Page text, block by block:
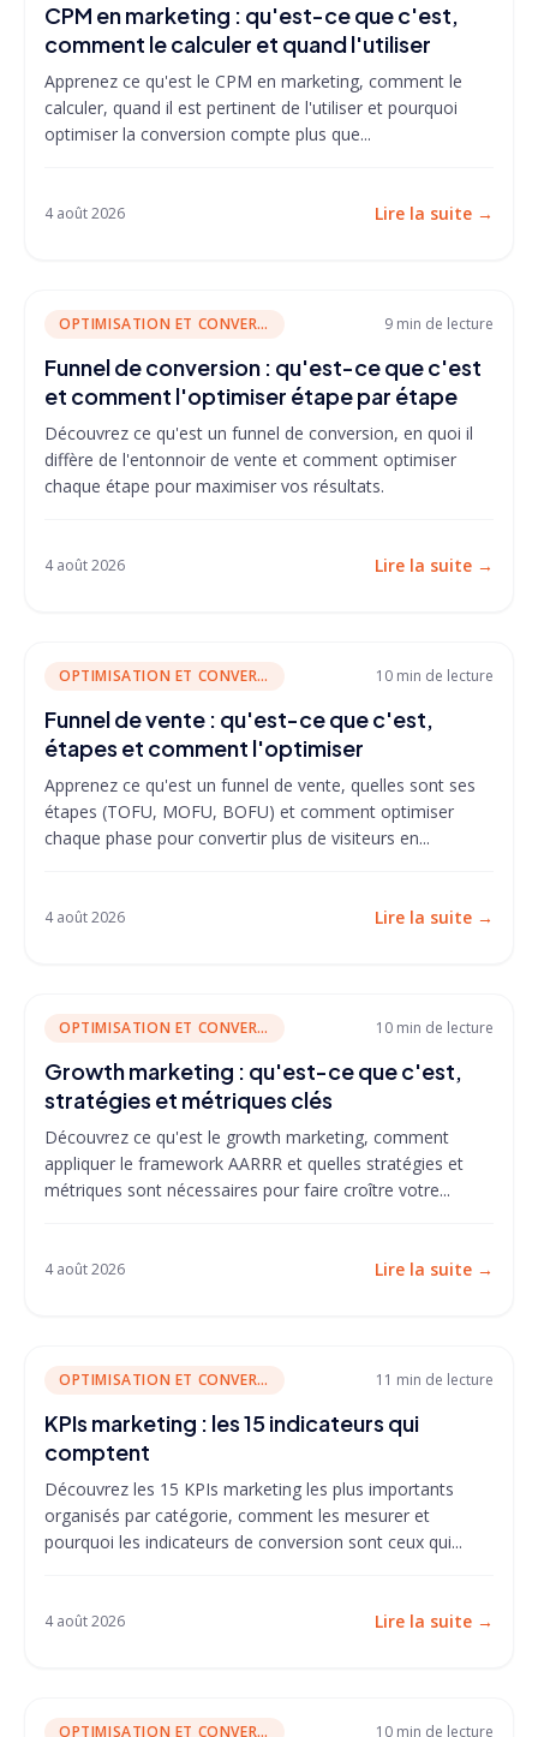
CPM en marketing : qu'est-ce que c'est,
comment le calculer et quand l'utiliser
Apprenez ce qu'est le CPM en marketing, comment le
calculer, quand il est pertinent de l'utiliser et pourquoi
optimiser la conversion compte plus que...
4 août 2026 Lire la suite →
OPTIMISATION ET CONVERSION 9 min de lecture
Funnel de conversion : qu'est-ce que c'est
et comment l'optimiser étape par étape
Découvrez ce qu'est un funnel de conversion, en quoi il
diffère de l'entonnoir de vente et comment optimiser
chaque étape pour maximiser vos résultats.
4 août 2026 Lire la suite →
OPTIMISATION ET CONVERSION 10 min de lecture
Funnel de vente : qu'est-ce que c'est,
étapes et comment l'optimiser
Apprenez ce qu'est un funnel de vente, quelles sont ses
étapes (TOFU, MOFU, BOFU) et comment optimiser
chaque phase pour convertir plus de visiteurs en...
4 août 2026 Lire la suite →
OPTIMISATION ET CONVERSION 10 min de lecture
Growth marketing : qu'est-ce que c'est,
stratégies et métriques clés
Découvrez ce qu'est le growth marketing, comment
appliquer le framework AARRR et quelles stratégies et
métriques sont nécessaires pour faire croître votre...
4 août 2026 Lire la suite →
OPTIMISATION ET CONVERSION 11 min de lecture
KPIs marketing : les 15 indicateurs qui
comptent
Découvrez les 15 KPIs marketing les plus importants
organisés par catégorie, comment les mesurer et
pourquoi les indicateurs de conversion sont ceux qui...
4 août 2026 Lire la suite →
OPTIMISATION ET CONVERSION 10 min de lecture